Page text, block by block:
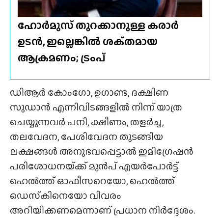
ഹോർമുസ് തുറക്കാനുള്ള കരാർ
ഉടൻ, ഇല്ലെങ്കിൽ ശക്‌തമായ
ആക്രമണം; ട്രംപ്
ഡിആർ കോംഗോ, ഉഗാണ്ട, ദക്ഷിണ
സുഡാൻ എന്നിവിടങ്ങളിൽ നിന്ന് യാത്ര
ചെയ്യുന്നവർ പനി, ക്ഷീണം, തളർച്ച,
തലവേദന, പേശിവേദന തുടങ്ങിയ
ലക്ഷങ്ങൾ അനുഭവപ്പെട്ടാൽ ഇമിഗ്രേഷൻ
പരിശോധനയ്‌ക്ക് മുൻപ് എയർപോർട്ട്
ഹെൽത്ത് ഓഫീസറെയോ, ഹെൽത്ത്
ഡെസ്‌കിനെയോ വിവരം
അറിയിക്കണമെന്നാണ് പ്രധാന നിർദ്ദേശം.